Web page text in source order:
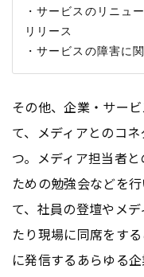
・サービスのリニュ
リリース
その他、企業・サー
て、メディアとのコ
つ。メディア担当者
ための勉強会などを
て、社員の登壇やメ
たり現場に同席をす
に発信するあらゆる